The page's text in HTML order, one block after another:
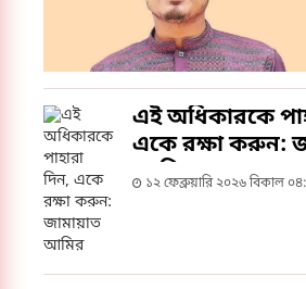
এই অধিকারকে
একে রক্ষা করুন:
আমির
১২ ফেব্রুয়ারি ২০২৬ বিকাল